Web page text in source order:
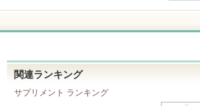
関連ランキング
サプリメント ランキング